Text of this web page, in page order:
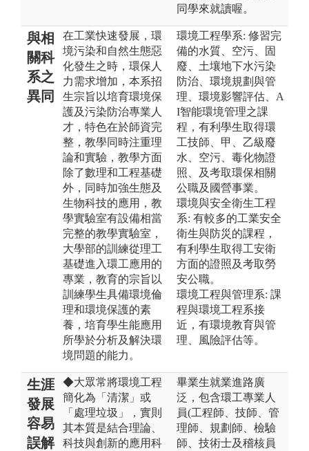
同學來就讀喔。
與相
關科
系之
異同
在工業快速發展，環
境污染和自然生態惡
化發生之時，環保人
力需求增加，本系招
生宗旨以培育環境保
護及污染防治專業人
才，特色在於師資完
整，教學同時注重理
論和實驗，教學方面
除了數理和工程基礎
外，同時加強生態及
生物科技的應用，教
學實驗室有設備相當
完整的教學實驗室，
大學部的訓練從理工
基礎進入環工應用的
專業，教育的宗旨以
訓練學生具備環境倫
理和環境保護的素
養，培育學生能應用
所學於分析及解決環
境問題的能力。
環境工程學系: 修習完
備的水質、空污、固
廢、土壤地下水污染
防治、環境規劃與管
理、環境影響評估、A
I智能環境管理之課
程，有利學生取得環
工技師、甲、乙級廢
水、空污、毒化物證
照、及考取環保相關
公職及國營事業。
環境與安全衛生工程
系: 有較多的工業安全
衛生與防災的課程，
有利學生取得工安衛
方面的證照及考取勞
安公職。
環境工程與管理系: 課
程與環境工程系接
近，有環境教育與管
理、風險評估等。
生涯
發展
容易
誤解
◆大眾常將環境工程
簡化為「清潔」或
「處理垃圾」，實則
其本質是結合理論、
科技與創新的應用科
畢業生就業進路廣
泛，包含環工專業人
員(工程師、技師、管
理師、規劃師、檢驗
師、技術士及稽核員